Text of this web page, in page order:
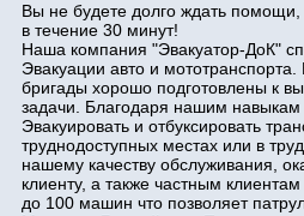
Вы не будете долго ждать
в течение 30 минут!
Наша компания "Эвакуатор-ДоК"
Эвакуации авто и
бригады хорошо подготовлены к
задачи. Благодаря нашим
Эвакуировать и отбуксировать
труднодоступных местах или в
нашему качеству обслуживания,
клиенту, а также частным
до 100 машин что позволяет